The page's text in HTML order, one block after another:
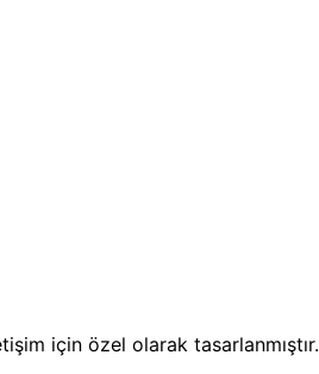
için özel olarak tasarlanmıştır.